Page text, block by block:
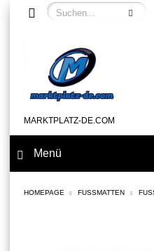
MARKTPLATZ-DE.COM
Menü
HOMEPAGE FUSSMATTEN